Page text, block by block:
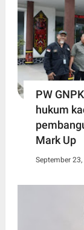
PW
hukum
Mark Up
September